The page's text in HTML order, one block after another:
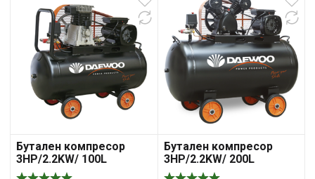
Бутален компресор
3HP/2.2KW/ 100L
DAEWOO DAAC100C
Бутален компресор
3HP/2.2KW/ 200L
DAEWOO DAAC200CV